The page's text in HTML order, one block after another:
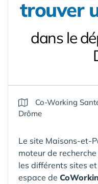
trouver
dans le
Co-Working
Drôme
Le site Maisons-et-
moteur de
les différents sites
espace de